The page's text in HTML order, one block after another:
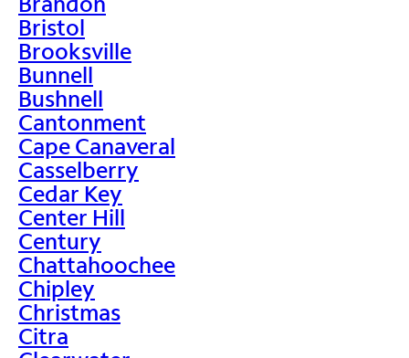
Bristol
Brooksville
Bunnell
Bushnell
Cantonment
Cape Canaveral
Casselberry
Cedar Key
Center Hill
Century
Chattahoochee
Chipley
Christmas
Citra